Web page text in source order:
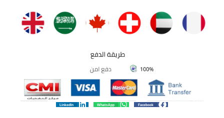
Facebook
WhatsApp
LinkedIn